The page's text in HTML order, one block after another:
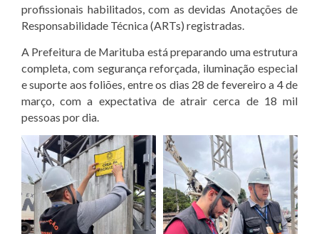
profissionais habilitados, com as devidas Anotações de
Responsabilidade Técnica (ARTs) registradas.
A Prefeitura de Marituba está preparando uma estrutura
completa, com segurança reforçada, iluminação especial
e suporte aos foliões, entre os dias 28 de fevereiro a 4 de
março, com a expectativa de atrair cerca de 18 mil
pessoas por dia.